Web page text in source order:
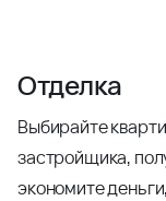
Отделка
Выбирайте
застройщика,
экономите